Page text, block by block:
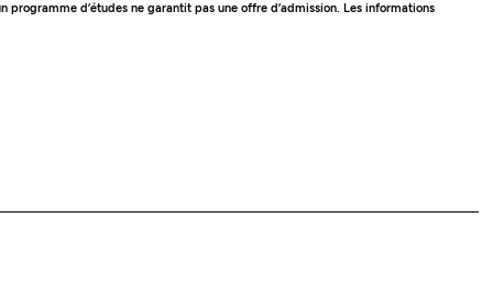
d’études ne garantit pas une offre d’admission. Les informations